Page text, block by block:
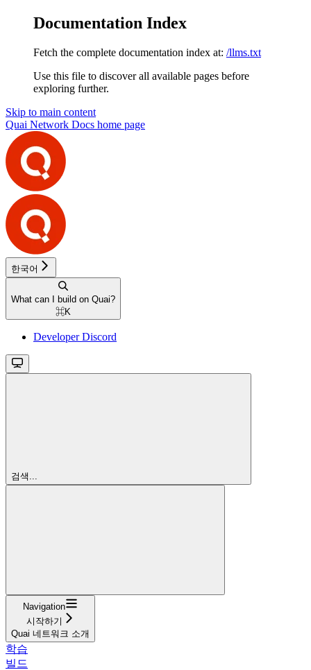
Documentation Index
Fetch the complete documentation index at: /llms.txt
Use this file to discover all available pages before
exploring further.
Skip to main content
Quai Network Docs home page
한국어
What can I build on Quai?
⌘K
Developer Discord
검색...
Navigation
시작하기
Quai 네트워크 소개
학습
빌드